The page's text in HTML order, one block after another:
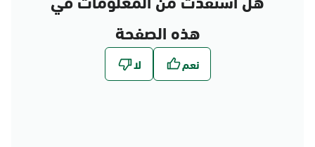
هذه الصفحة